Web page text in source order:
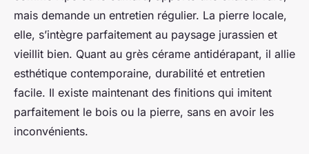
mais demande un entretien régulier. La pierre locale,
elle, s’intègre parfaitement au paysage jurassien et
vieillit bien. Quant au grès cérame antidérapant, il allie
esthétique contemporaine, durabilité et entretien
facile. Il existe maintenant des finitions qui imitent
parfaitement le bois ou la pierre, sans en avoir les
inconvénients.